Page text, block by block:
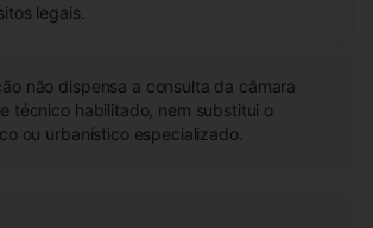
legais.
não dispensa a consulta da câmara
técnico habilitado, nem substitui o
ou urbanístico especializado.